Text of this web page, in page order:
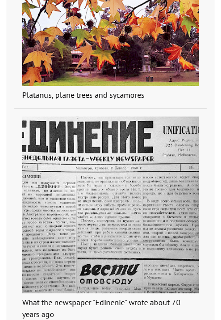
Platanus, plane trees and sycamores
What the newspaper "Edinenie" wrote about 70
years ago